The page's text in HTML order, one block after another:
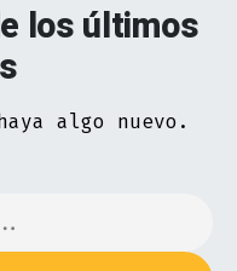
los últimos
algo nuevo.